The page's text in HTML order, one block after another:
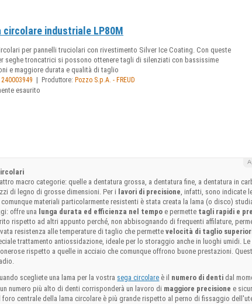
circolare industriale LP80M
per pannelli truciolari con rivestimento Silver Ice Coating. Con queste
seghe troncatrici si possono ottenere tagli di silenziati con bassissime
e maggiore durata e qualità di taglio
240003949 | Produttore: Pozzo S.p.A. - FREUD
esaurito
macro categorie: quelle a dentatura grossa, a dentatura fine, a dentatura in
di legno di grosse dimensioni. Per i lavori di precisione, infatti, sono indicate
materiali particolarmente resistenti è stata creata la lama (o disco)
offre una lunga durata ed efficienza nel tempo e permette tagli rapidi e
rispetto ad altri appunto perché, non abbisognando di frequenti affilature,
resistenza alle temperature di taglio che permettevelocità di taglio
trattamento antiossidazione, ideale per lo storaggio anche in luoghi umidi. Le
rispetto a quelle in acciaio che comunque offrono buone prestazioni.
scegliete una lama per la vostra sega circolare è il numero di denti dal
numero più alto di denti corrisponderà un lavoro di maggiore precisione e
centrale della lama circolare è più grande rispetto al perno di fissaggio